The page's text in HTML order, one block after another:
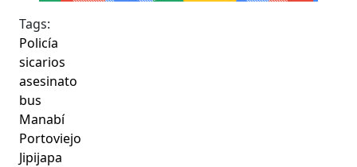
Tags:
Policía
sicarios
asesinato
bus
Manabí
Portoviejo
Jipijapa